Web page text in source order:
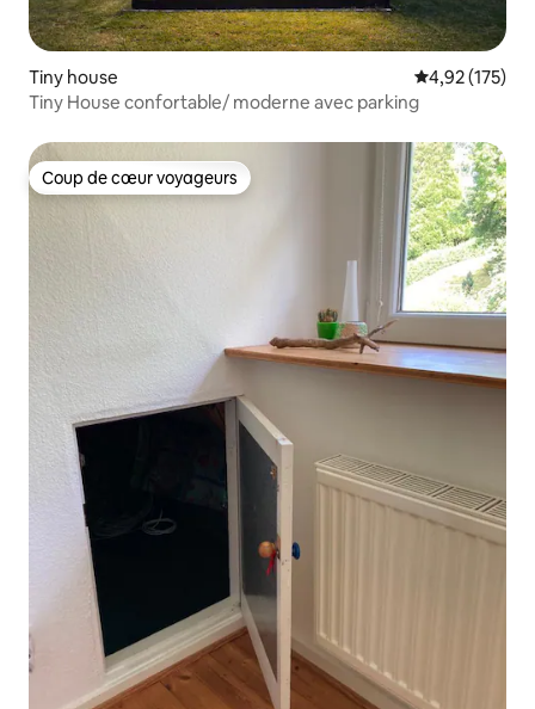
Tiny house Évaluation
4,92 (175)
Tiny House confortable/ moderne avec parking
Coup de cœur voyageurs
Coup de cœur voyageurs